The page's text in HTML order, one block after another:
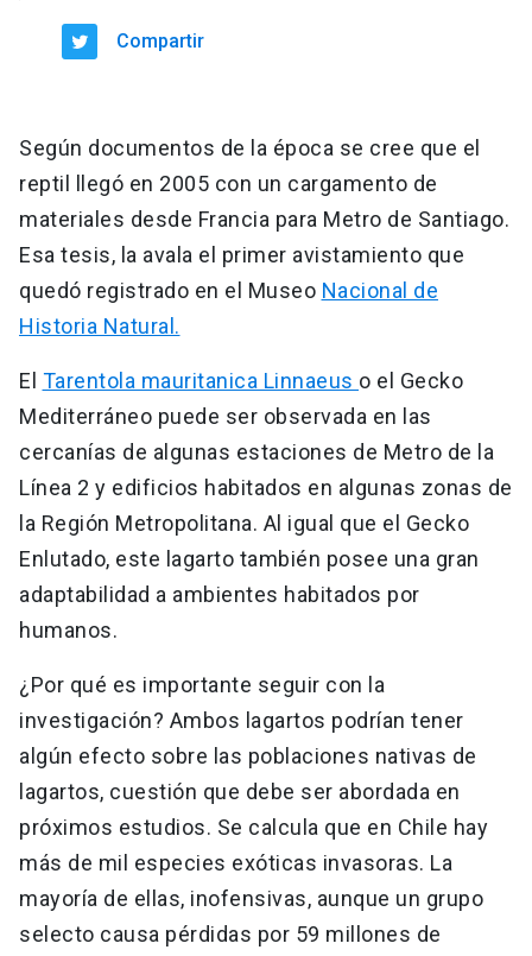
Compartir
Según documentos de la época se cree que el
reptil llegó en 2005 con un cargamento de
materiales desde Francia para Metro de Santiago.
Esa tesis, la avala el primer avistamiento que
quedó registrado en el Museo Nacional de
Historia Natural.
El Tarentola mauritanica Linnaeus o el Gecko
Mediterráneo puede ser observada en las
cercanías de algunas estaciones de Metro de la
Línea 2 y edificios habitados en algunas zonas de
la Región Metropolitana. Al igual que el Gecko
Enlutado, este lagarto también posee una gran
adaptabilidad a ambientes habitados por
humanos.
¿Por qué es importante seguir con la
investigación? Ambos lagartos podrían tener
algún efecto sobre las poblaciones nativas de
lagartos, cuestión que debe ser abordada en
próximos estudios. Se calcula que en Chile hay
más de mil especies exóticas invasoras. La
mayoría de ellas, inofensivas, aunque un grupo
selecto causa pérdidas por 59 millones de